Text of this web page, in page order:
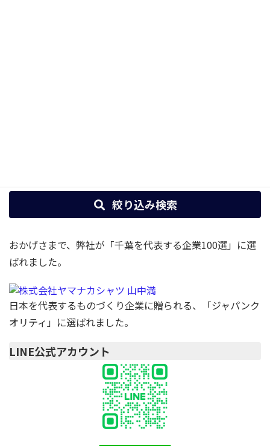
絞り込み検索
おかげさまで、弊社が「千葉を代表する企業100選」に選
ばれました。
日本を代表するものづくり企業に贈られる、「ジャパンク
オリティ」に選ばれました。
LINE公式アカウント